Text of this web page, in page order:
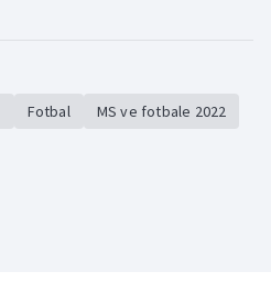
Fotbal MS ve fotbale 2022